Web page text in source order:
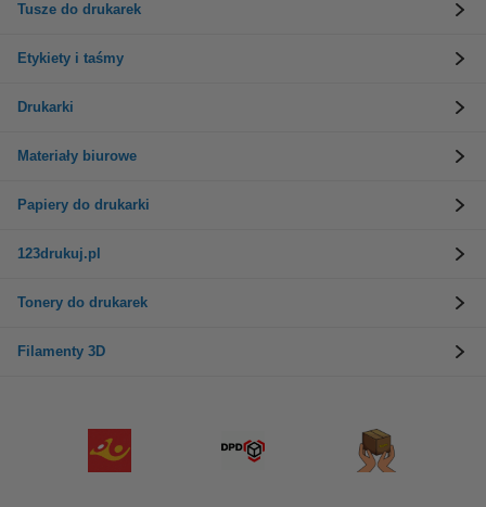
Tusze do drukarek
Etykiety i taśmy
Drukarki
Materiały biurowe
Papiery do drukarki
123drukuj.pl
Tonery do drukarek
Filamenty 3D